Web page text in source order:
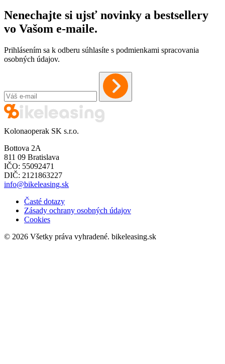
Nenechajte si ujsť novinky a bestsellery
vo Vašom e-maile.
Prihlásením sa k odberu súhlasíte s podmienkami spracovania
osobných údajov.
Kolonaoperak SK s.r.o.
Bottova 2A
811 09 Bratislava
IČO: 55092471
DIČ: 2121863227
info@bikeleasing.sk
Časté dotazy
Zásady ochrany osobných údajov
Cookies
© 2026 Všetky práva vyhradené. bikeleasing.sk